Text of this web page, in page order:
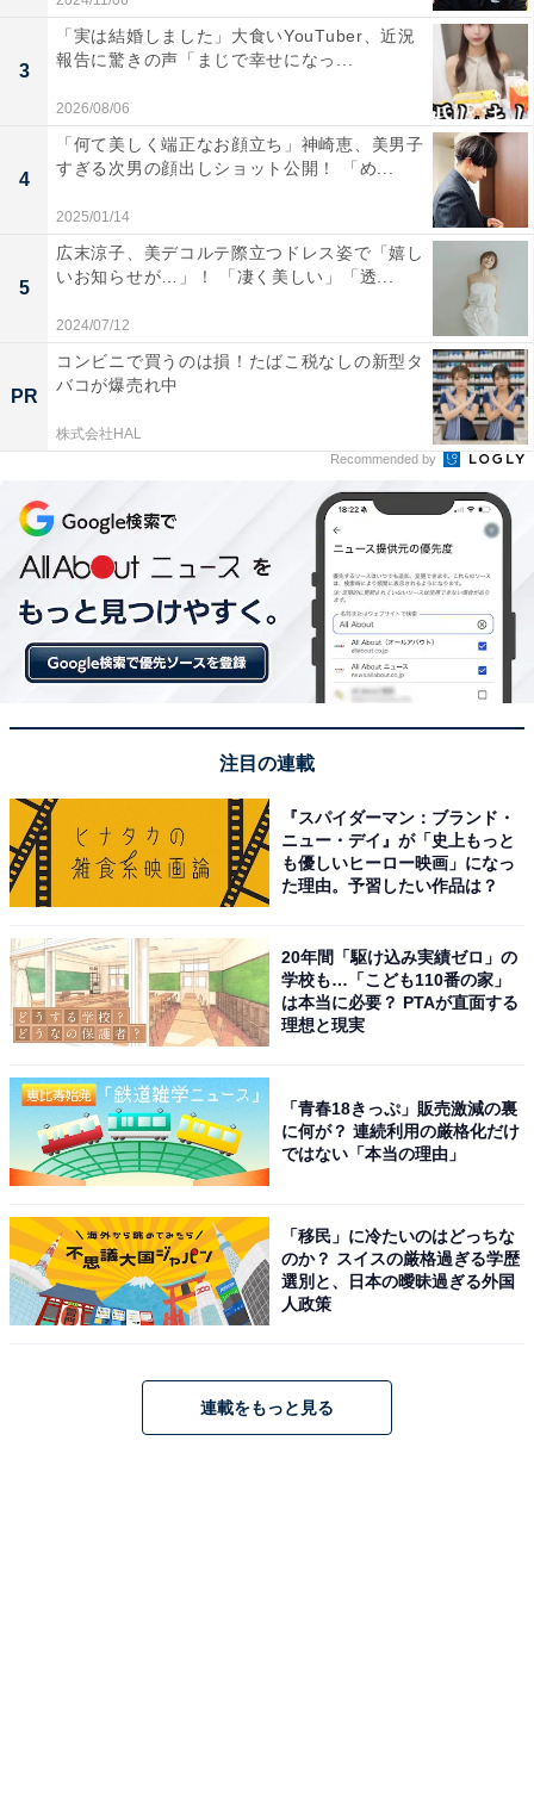
3
「実は結婚しました」大食いYouTuber、近況
報告に驚きの声「まじで幸せになっ...
2026/08/06
4
「何て美しく端正なお顔立ち」神崎恵、美男子
すぎる次男の顔出しショット公開！ 「め...
2025/01/14
5
広末涼子、美デコルテ際立つドレス姿で「嬉し
いお知らせが…」！ 「凄く美しい」「透...
2024/07/12
PR
コンビニで買うのは損！たばこ税なしの新型タ
バコが爆売れ中
株式会社HAL
Recommended by
注目の連載
『スパイダーマン：ブランド・
ニュー・デイ』が「史上もっと
も優しいヒーロー映画」になっ
た理由。予習したい作品は？
20年間「駆け込み実績ゼロ」の
学校も…「こども110番の家」
は本当に必要？ PTAが直面する
理想と現実
「青春18きっぷ」販売激減の裏
に何が？ 連続利用の厳格化だけ
ではない「本当の理由」
「移民」に冷たいのはどっちな
のか？ スイスの厳格過ぎる学歴
選別と、日本の曖昧過ぎる外国
人政策
連載をもっと見る